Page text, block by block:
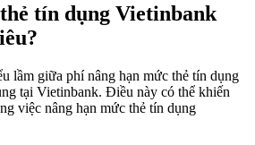
tín dụng Vietinbank
lầm giữa phí nâng hạn mức thẻ tín dụng
tại Vietinbank. Điều này có thể khiến
việc nâng hạn mức thẻ tín dụng